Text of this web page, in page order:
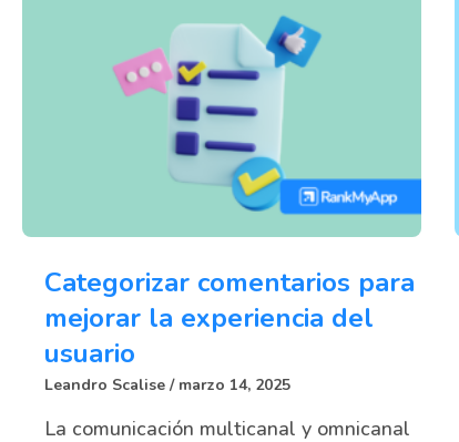
Categorizar comentarios para
mejorar la experiencia del
usuario
Leandro Scalise marzo 14, 2025
La comunicación multicanal y omnicanal